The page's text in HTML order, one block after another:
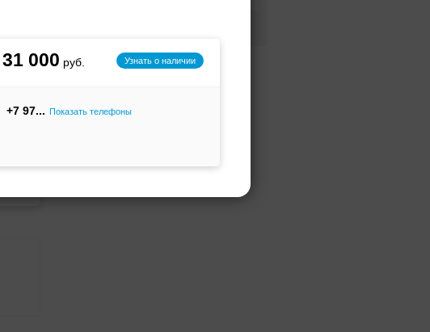
Узнать о наличии
31 000
+7 97 Показать телефоны